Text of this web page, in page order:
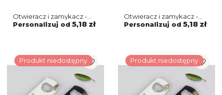
Otwieracz i zamykacz -
Retro Style Motyw 3
Personalizuj od 5,18 zł
Otwieracz i zamykacz -
Retro Style Motyw 2
Personalizuj od 5,18 zł
Produkt niedostępny Produkt niedostępny